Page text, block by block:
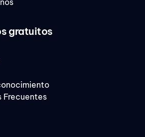
gratuitos
Frecuentes